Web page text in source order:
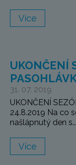
Více
UKONČENÍ
31. 07. 2019
UKONČENÍ
24.8.2019 Na co
našlápnutý den s...
Více